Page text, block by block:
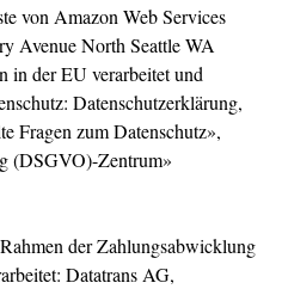
von Amazon Web Services
Avenue North Seattle WA
in der EU verarbeitet und
Datenschutzerklärung,
Fragen zum Datenschutz»,
(DSGVO)-Zentrum»
der Zahlungsabwicklung
Datatrans AG,